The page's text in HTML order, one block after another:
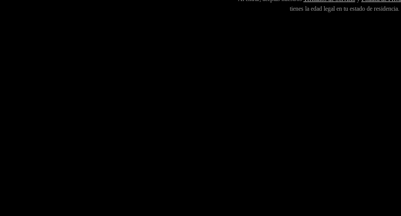
tienes la edad legal en tu estado de residencia.